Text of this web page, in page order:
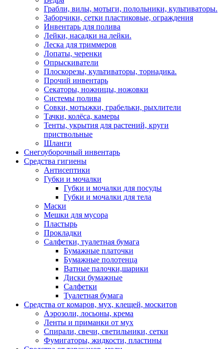
Грабли, вилы, мотыги, полольники, культиваторы.
Заборчики, сетки пластиковые, ограждения
Инвентарь для полива
Лейки, насадки на лейки.
Леска для триммеров
Лопаты, черенки
Опрыскиватели
Плоскорезы, культиваторы, торнадика.
Прочий инвентарь
Секаторы, ножницы, ножовки
Системы полива
Совки, мотыжки, грабельки, рыхлители
Тачки, колёса, камеры
Тенты, укрытия для растений, круги
приствольные
Шланги
Снегоуборочный инвентарь
Средства гигиены
Антисептики
Губки и мочалки
Губки и мочалки для посуды
Губки и мочалки для тела
Маски
Мешки для мусора
Пластырь
Прокладки
Салфетки, туалетная бумага
Бумажные платочки
Бумажные полотенца
Ватные палочки,шарики
Диски бумажные
Салфетки
Туалетная бумага
Средства от комаров, мух, клещей, москитов
Аэрозоли, лосьоны, крема
Ленты и приманки от мух
Спирали, свечи, светильники, сетки
Фумигаторы, жидкости, пластины